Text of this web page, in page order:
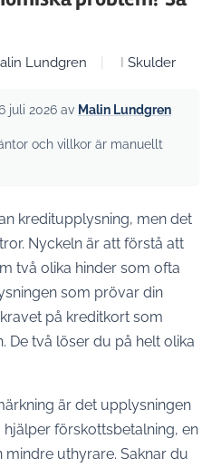
Lundgren I Skulder
juli 2026 av Malin Lundgren
och villkor är manuellt
kreditupplysning, men det
Nyckeln är att förstå att
två olika hinder som ofta
som prövar din
på kreditkort som
De två löser du på helt olika
är det upplysningen
förskottsbetalning, en
uthyrare. Saknar du